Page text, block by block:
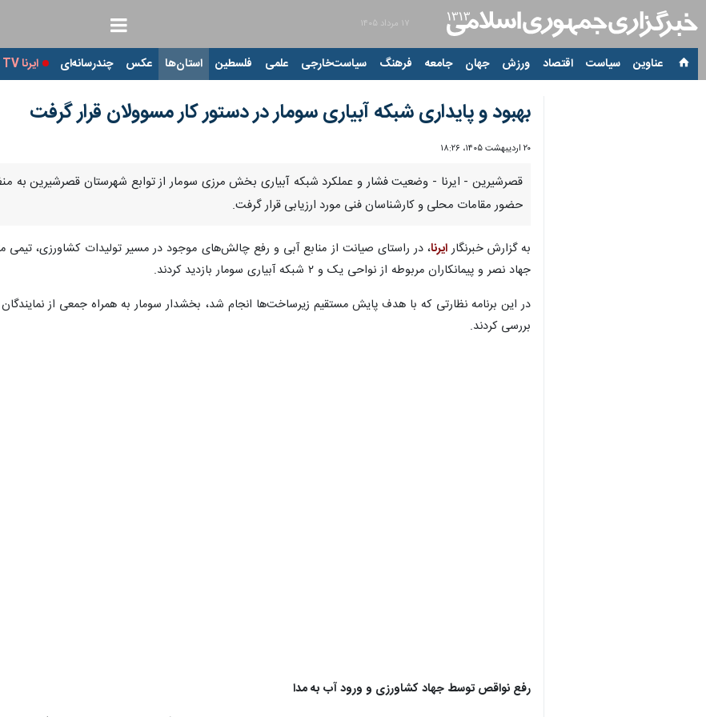
۱۷ مرداد ۱۴۰۵
عناوین‌ سیاست اقتصاد ورزش جهان جامعه فرهنگ سیاست‌خارجی علمی فلسطین استان‌ها عکس چندرسانه‌ای ایرنا TV
بهبود و پایداری شبکه آبیاری سومار در دستور کار مسوولان قرار گرفت
۲۰ اردیبهشت ۱۴۰۵، ۱۸:۲۶
قصرشیرین - ایرنا - وضعیت فشار و عملکرد شبکه آبیاری بخش مرزی سومار از توابع شهرستان قصرشیرین به
حضور مقامات محلی و کارشناسان فنی مورد ارزیابی قرار گرفت.
به گزارش خبرنگارایرنا، در راستای صیانت از منابع آبی و رفع چالش‌های موجود در مسیر تولیدات کشاورزی،
جهاد نصر و پیمانکاران مربوطه از نواحی یک و ۲ شبکه آبیاری سومار بازدید کردند.
در این برنامه نظارتی که با هدف پایش مستقیم زیرساخت‌ها انجام شد، بخشدار سومار به همراه جمعی از
بررسی کردند.
رفع نواقص توسط جهاد کشاورزی و ورود آب به مدا